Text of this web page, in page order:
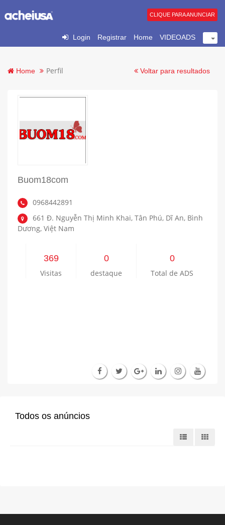
Login Registrar Home VIDEOADS
CLIQUE PARA ANUNCIAR
Home Perfil Voltar para resultados
Buom18com
0968442891
661 Đ. Nguyễn Thị Minh Khai, Tân Phú, Dĩ An, Bình
Dương, Việt Nam
369
Visitas
0
destaque
0
Total de ADS
Todos os anúncios